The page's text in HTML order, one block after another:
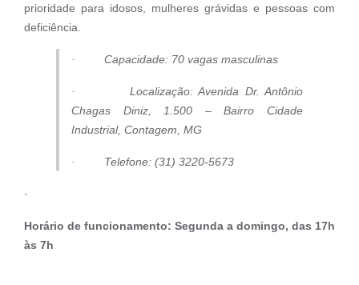
prioridade para idosos, mulheres grávidas e pessoas com
deficiência.
· Capacidade: 70 vagas masculinas
· Localização: Avenida Dr. Antônio
Chagas Diniz, 1.500 – Bairro Cidade
Industrial, Contagem, MG
· Telefone: (31) 3220-5673
·
Horário de funcionamento: Segunda a domingo, das 17h
às 7h